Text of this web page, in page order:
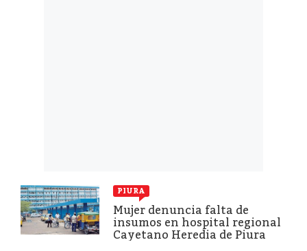
PIURA
Mujer denuncia falta de
insumos en hospital regional
Cayetano Heredia de Piura